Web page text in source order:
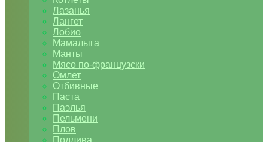
Лазанья
Лангет
Лобио
Мамалыга
Манты
Мясо по-французски
Омлет
Отбивные
Паста
Паэлья
Пельмени
Плов
Подлива